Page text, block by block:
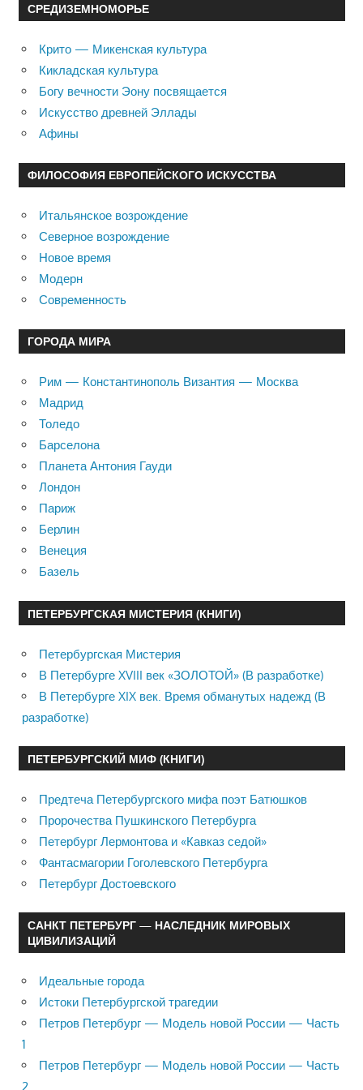
СРЕДИЗЕМНОМОРЬЕ
Крито — Микенская культура
Кикладская культура
Богу вечности Эону посвящается
Искусство древней Эллады
Афины
ФИЛОСОФИЯ ЕВРОПЕЙСКОГО ИСКУССТВА
Итальянское возрождение
Северное возрождение
Новое время
Модерн
Современность
ГОРОДА МИРА
Рим — Константинополь Византия — Москва
Мадрид
Толедо
Барселона
Планета Антония Гауди
Лондон
Париж
Берлин
Венеция
Базель
ПЕТЕРБУРГСКАЯ МИСТЕРИЯ (КНИГИ)
Петербургская Мистерия
В Петербурге XVIII век «ЗОЛОТОЙ» (В разработке)
В Петербурге XIX век. Время обманутых надежд (В
разработке)
ПЕТЕРБУРГСКИЙ МИФ (КНИГИ)
Предтеча Петербургского мифа поэт Батюшков
Пророчества Пушкинского Петербурга
Петербург Лермонтова и «Кавказ седой»
Фантасмагории Гоголевского Петербурга
Петербург Достоевского
САНКТ ПЕТЕРБУРГ — НАСЛЕДНИК МИРОВЫХ
ЦИВИЛИЗАЦИЙ
Идеальные города
Истоки Петербургской трагедии
Петров Петербург — Модель новой России — Часть
1
Петров Петербург — Модель новой России — Часть
2